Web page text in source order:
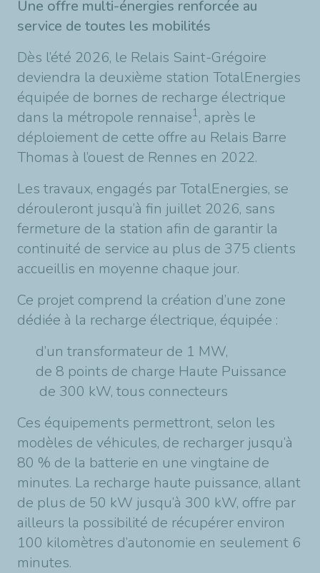
Une offre multi-énergies renforcée au
service de toutes les mobilités
Dès l’été 2026, le Relais Saint-Grégoire
deviendra la deuxième station TotalEnergies
équipée de bornes de recharge électrique
dans la métropole rennaise1, après le
déploiement de cette offre au Relais Barre
Thomas à l’ouest de Rennes en 2022.
Les travaux, engagés par TotalEnergies, se
dérouleront jusqu’à fin juillet 2026, sans
fermeture de la station afin de garantir la
continuité de service au plus de 375 clients
accueillis en moyenne chaque jour.
Ce projet comprend la création d’une zone
dédiée à la recharge électrique, équipée :
d’un transformateur de 1 MW,
de 8 points de charge Haute Puissance
de 300 kW, tous connecteurs
Ces équipements permettront, selon les
modèles de véhicules, de recharger jusqu’à
80 % de la batterie en une vingtaine de
minutes. La recharge haute puissance, allant
de plus de 50 kW jusqu’à 300 kW, offre par
ailleurs la possibilité de récupérer environ
100 kilomètres d’autonomie en seulement 6
minutes.